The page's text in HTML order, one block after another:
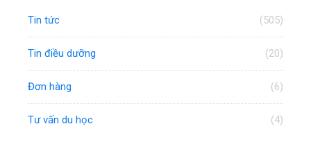
Tin tức (505)
Tin điều dưỡng (20)
Đơn hàng (6)
Tư vấn du học (4)